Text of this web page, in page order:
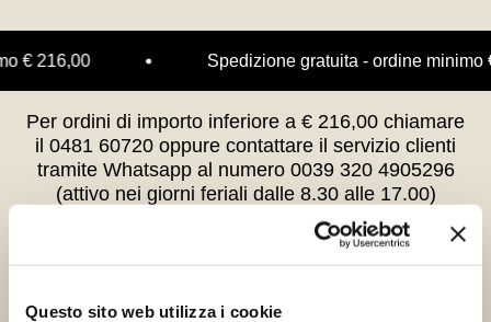
Questo sito web utilizza i cookie
€ 216,00 Spedizione gratuita - ordine minimo
Per ordini di importo inferiore a € 216,00 chiamare
il 0481 60720 oppure contattare il servizio clienti
tramite Whatsapp al numero 0039 320 4905296
(attivo nei giorni feriali dalle 8.30 alle 17.00)
SI EFFETTUANO CONSEGNE
IN TUTTA ITALIA